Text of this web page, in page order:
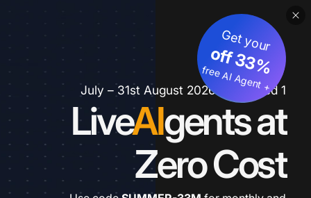
1 July – 31st August 2026 *extended
LiveAIgents at
Zero Cost
Get your
3
3
%
o
ff
+
fre
e
A
I A
g
e
nt